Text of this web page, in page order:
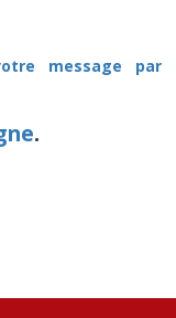
message par
.